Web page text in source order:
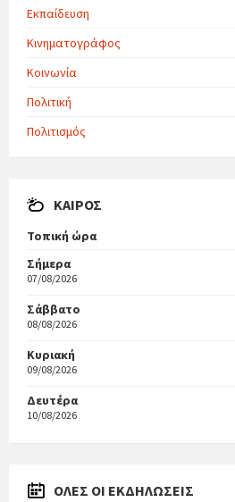
Εκπαίδευση
Κινηματογράφος
Κοινωνία
Πολιτική
Πολιτισμός
ΚΑΙΡΌΣ
Τοπική ώρα
Σήμερα
07/08/2026
Σάββατο
08/08/2026
Κυριακή
09/08/2026
Δευτέρα
10/08/2026
ΟΛΕΣ ΟΙ ΕΚΔΗΛΩΣΕΙΣ